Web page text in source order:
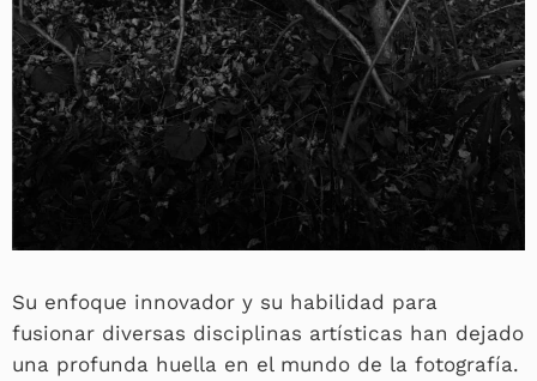
Su enfoque innovador y su habilidad para
fusionar diversas disciplinas artísticas han dejado
una profunda huella en el mundo de la fotografía.